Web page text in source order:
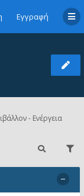
Εγγραφή
- Ενέργεια